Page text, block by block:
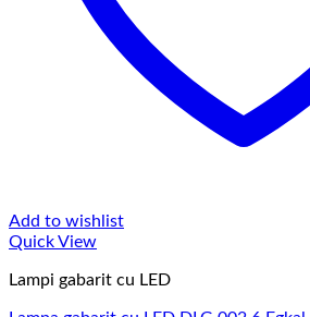
Add to wishlist
Quick View
Lampi gabarit cu LED